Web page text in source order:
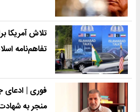
تلاش آمریکا
تفاهم‌نامه
فوری | ادعای
منجر به